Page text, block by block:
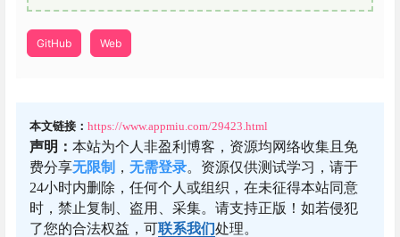
GitHub Web
本文链接： https://www.appmiu.com/29423.html
声明： 本站为个人非盈利博客，资源均网络收集且免
费分享无限制 ， 无需登录。资源仅供测试学习，请于
24小时内删除，任何个人或组织，在未征得本站同意
时，禁止复制、盗用、采集。请支持正版！如若侵犯
了您的合法权益，可联系我们处理。